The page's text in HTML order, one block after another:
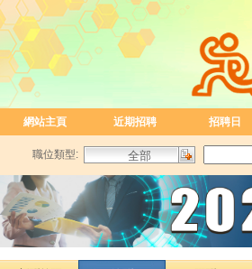
網站主頁 近期招聘 招聘日
職位類型: